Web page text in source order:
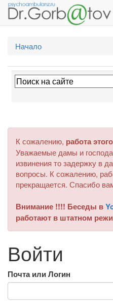
Начало
К сожалению, работа
Уважаемые дамы и
извинения то задержку в
вопросы. К сожалению,
прекращается. Спасибо
Внимание !!!! Беседы в
работают в штатном
Войти
Почта или Логин